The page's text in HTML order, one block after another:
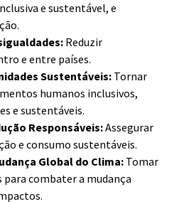
e sustentável, e
Reduzir
e entre países.
Sustentáveis: Tornar
humanos inclusivos,
e sustentáveis.
Responsáveis:Assegurar
e consumo sustentáveis.
Global do Clima: Tomar
para combater a mudança